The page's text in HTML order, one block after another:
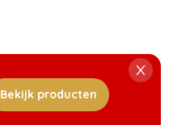
Bekijk producten